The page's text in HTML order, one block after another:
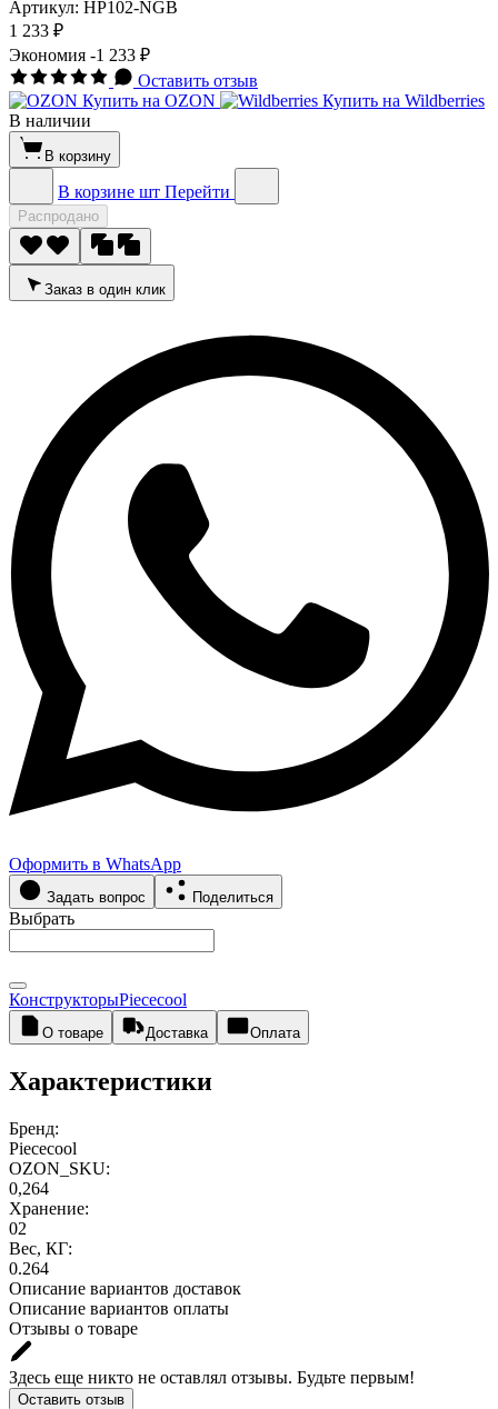
Артикул: HP102-NGB
1 233 ₽
Экономия -1 233 ₽
Оставить отзыв
Купить на OZON
Купить на Wildberries
В наличии
В корзину
В корзине шт Перейти
Распродано
Заказ в один клик
Оформить в WhatsApp
Задать вопрос Поделиться
Выбрать
КонструкторыPiececool
О товаре Доставка Оплата
Характеристики
Бренд:
Piececool
OZON_SKU:
0,264
Хранение:
02
Вес, КГ:
0.264
Описание вариантов доставок
Описание вариантов оплаты
Отзывы о товаре
Здесь еще никто не оставлял отзывы. Будьте первым!
Оставить отзыв